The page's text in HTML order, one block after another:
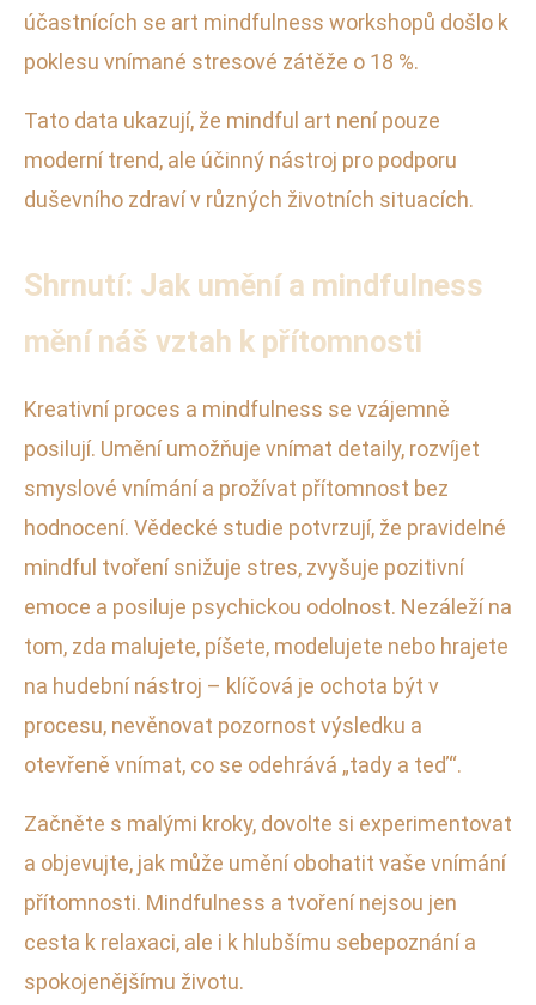
účastnících se art mindfulness workshopů došlo k
poklesu vnímané stresové zátěže o 18 %.
Tato data ukazují, že mindful art není pouze
moderní trend, ale účinný nástroj pro podporu
duševního zdraví v různých životních situacích.
Shrnutí: Jak umění a mindfulness
mění náš vztah k přítomnosti
Kreativní proces a mindfulness se vzájemně
posilují. Umění umožňuje vnímat detaily, rozvíjet
smyslové vnímání a prožívat přítomnost bez
hodnocení. Vědecké studie potvrzují, že pravidelné
mindful tvoření snižuje stres, zvyšuje pozitivní
emoce a posiluje psychickou odolnost. Nezáleží na
tom, zda malujete, píšete, modelujete nebo hrajete
na hudební nástroj – klíčová je ochota být v
procesu, nevěnovat pozornost výsledku a
otevřeně vnímat, co se odehrává „tady a teď“.
Začněte s malými kroky, dovolte si experimentovat
a objevujte, jak může umění obohatit vaše vnímání
přítomnosti. Mindfulness a tvoření nejsou jen
cesta k relaxaci, ale i k hlubšímu sebepoznání a
spokojenějšímu životu.